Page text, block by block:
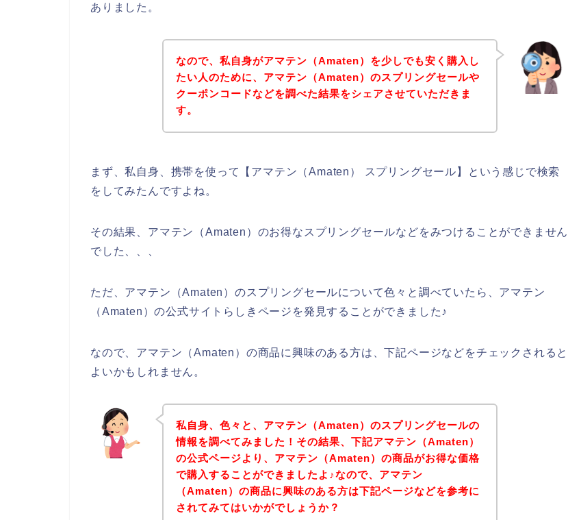
ありました。
なので、私自身がアマテン（Amaten）を少しでも安く購入し
たい人のために、アマテン（Amaten）のスプリングセールや
クーポンコードなどを調べた結果をシェアさせていただきま
す。
まず、私自身、携帯を使って【アマテン（Amaten） スプリングセール】という感じで検索
をしてみたんですよね。
その結果、アマテン（Amaten）のお得なスプリングセールなどをみつけることができません
でした、、、
ただ、アマテン（Amaten）のスプリングセールについて色々と調べていたら、アマテン
（Amaten）の公式サイトらしきページを発見することができました♪
なので、アマテン（Amaten）の商品に興味のある方は、下記ページなどをチェックされると
よいかもしれません。
私自身、色々と、アマテン（Amaten）のスプリングセールの
情報を調べてみました！その結果、下記アマテン（Amaten）
の公式ページより、アマテン（Amaten）の商品がお得な価格
で購入することができましたよ♪なので、アマテン
（Amaten）の商品に興味のある方は下記ページなどを参考に
されてみてはいかがでしょうか？